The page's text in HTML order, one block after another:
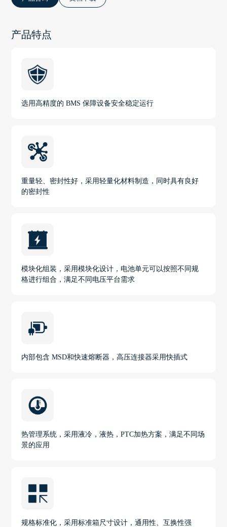
产品特点
选用高精度的 BMS 保障设备安全稳定运行
重量轻、密封性好，采用轻量化材料制造，同时具有良好
的密封性
模块化组装，采用模块化设计，电池单元可以按照不同规
格进行组合，满足不同电压平台需求
内部包含 MSD和快速熔断器，高压连接器采用快插式
热管理系统，采用液冷，液热，PTC加热方案，满足不同场
景的应用
规格标准化，采用标准箱尺寸设计，通用性、互换性强